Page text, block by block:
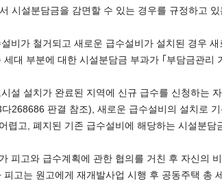
시설분담금을 감면할 수 있는 경우를 규정하고
비가 철거되고 새로운 급수설비가 설치된 경우
대 부분에 대한 시설분담금 부과가 ｢부담금관
설 설치가 완료된 지역에 신규 급수를 신청하는
268686 판결 참조), 새로운 급수설비의 설치로
렵고, 폐지된 기존 급수설비에 해당하는 시설분
피고와 급수계획에 관한 협의를 거친 후 자신의
고는 원고에게 재개발사업 시행 후 공동주택 총